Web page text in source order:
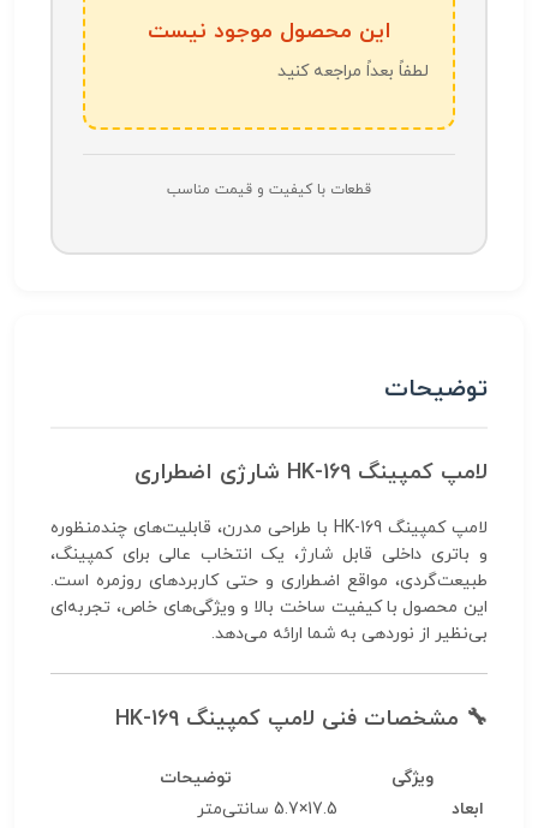
این محصول موجود نیست
لطفاً بعداً مراجعه کنید
قطعات با کیفیت و قیمت مناسب
توضیحات
لامپ کمپینگ HK-169 شارژی اضطراری
لامپ کمپینگ HK-169 با طراحی مدرن، قابلیت‌های چندمنظوره
و باتری داخلی قابل شارژ، یک انتخاب عالی برای کمپینگ،
طبیعت‌گردی، مواقع اضطراری و حتی کاربردهای روزمره است.
این محصول با کیفیت ساخت بالا و ویژگی‌های خاص، تجربه‌ای
بی‌نظیر از نوردهی به شما ارائه می‌دهد.
🔧 مشخصات فنی لامپ کمپینگ HK-169
ویژگی
توضیحات
ابعاد
17.5×5.7 سانتی‌متر